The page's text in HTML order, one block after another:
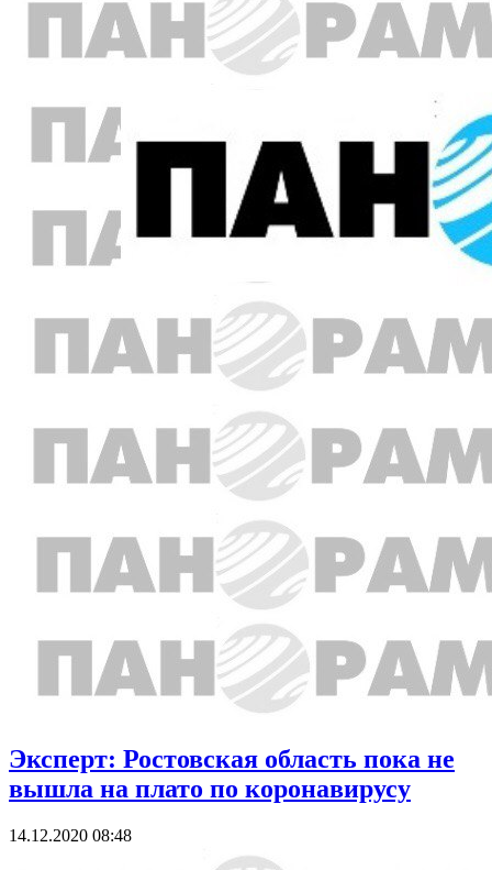
Эксперт: Ростовская область пока не
вышла на плато по коронавирусу
14.12.2020 08:48